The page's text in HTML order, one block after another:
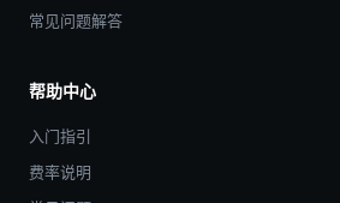
常见问题解答
帮助中心
入门指引
费率说明